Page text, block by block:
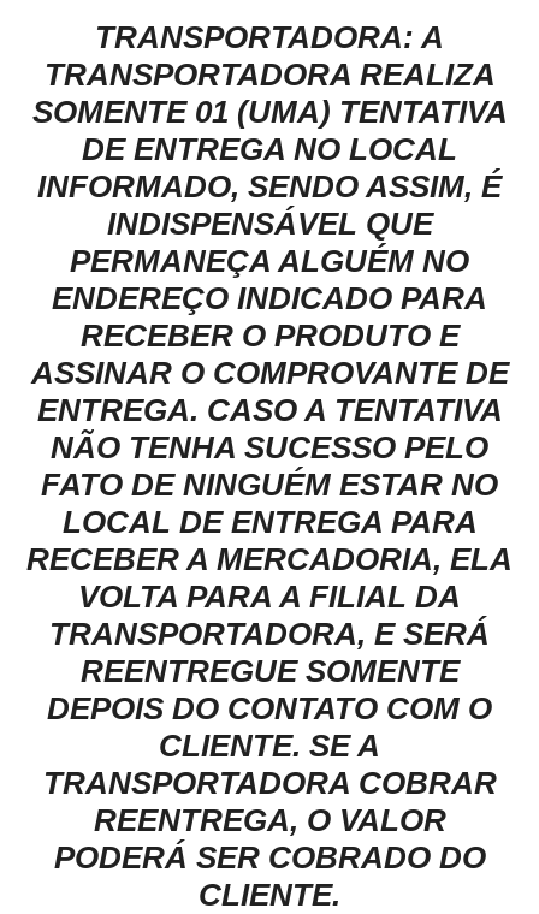
TRANSPORTADORA: A
TRANSPORTADORA REALIZA
SOMENTE 01 (UMA) TENTATIVA
DE ENTREGA NO LOCAL
INFORMADO, SENDO ASSIM, É
INDISPENSÁVEL QUE
PERMANEÇA ALGUÉM NO
ENDEREÇO INDICADO PARA
RECEBER O PRODUTO E
ASSINAR O COMPROVANTE DE
ENTREGA. CASO A TENTATIVA
NÃO TENHA SUCESSO PELO
FATO DE NINGUÉM ESTAR NO
LOCAL DE ENTREGA PARA
RECEBER A MERCADORIA, ELA
VOLTA PARA A FILIAL DA
TRANSPORTADORA, E SERÁ
REENTREGUE SOMENTE
DEPOIS DO CONTATO COM O
CLIENTE. SE A
TRANSPORTADORA COBRAR
REENTREGA, O VALOR
PODERÁ SER COBRADO DO
CLIENTE.